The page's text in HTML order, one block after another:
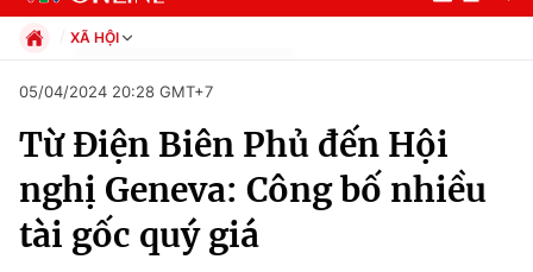
Chuyên mục
Chính trị
XÃ HỘI
Xã hội
Pháp luật
Kinh tế
Thể thao
Truyền hình
Văn hóa - Giải trí
05/04/2024 20:28 GMT+7
Từ Điện Biên Phủ đến Hội
nghị Geneva: Công bố nhiều
tài gốc quý giá